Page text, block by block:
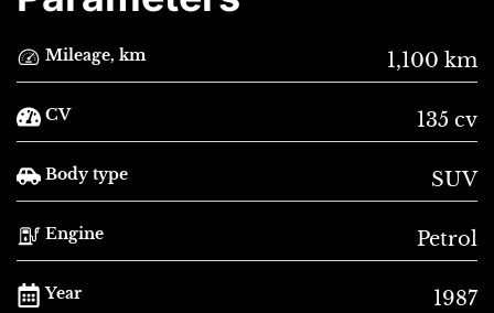
Mileage, km 1,100 km
CV 135 cv
Body type SUV
Engine Petrol
Year 1987